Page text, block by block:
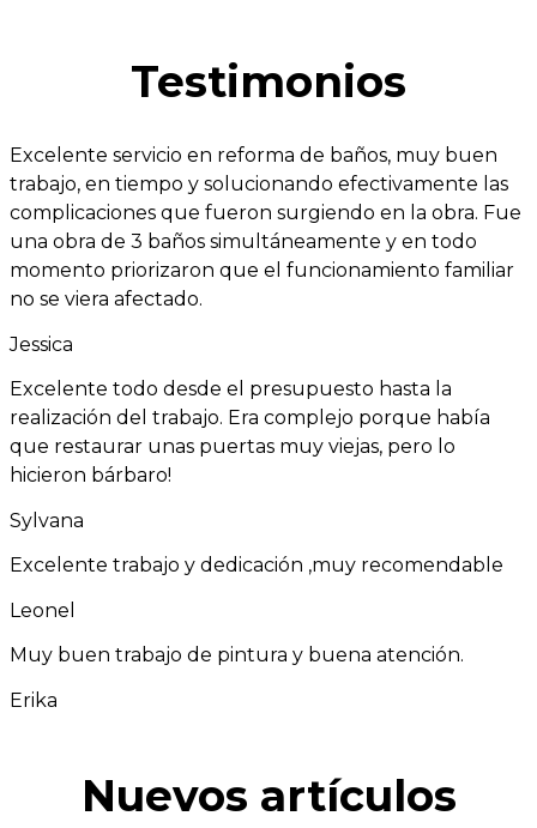
Testimonios
Excelente servicio en reforma de baños, muy buen
trabajo, en tiempo y solucionando efectivamente las
complicaciones que fueron surgiendo en la obra. Fue
una obra de 3 baños simultáneamente y en todo
momento priorizaron que el funcionamiento familiar
no se viera afectado.
Jessica
Excelente todo desde el presupuesto hasta la
realización del trabajo. Era complejo porque había
que restaurar unas puertas muy viejas, pero lo
hicieron bárbaro!
Sylvana
Excelente trabajo y dedicación ,muy recomendable
Leonel
Muy buen trabajo de pintura y buena atención.
Erika
Nuevos artículos